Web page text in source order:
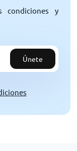
condiciones y
Únete